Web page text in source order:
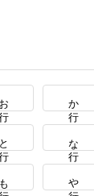
お行 か行
と行 な行
も行 や行